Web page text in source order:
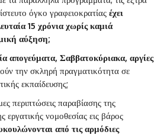
όγκο γραφειοκρατίας έχει
15 χρόνια χωρίς καμιά
αύξηση;
απογεύματα, Σαββατοκύριακα, αργίες
την σκληρή πραγματικότητα σε
εκπαίδευσης;
περιπτώσεις παραβίασης της
εργατικής νομοθεσίας εις βάρος
από τις αρμόδιες